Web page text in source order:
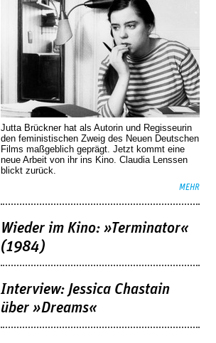
Jutta Brückner hat als Autorin und Regisseurin
den feministischen Zweig des Neuen Deutschen
Films maßgeblich geprägt. Jetzt kommt eine
neue Arbeit von ihr ins Kino. Claudia Lenssen
blickt zurück.
MEHR
Wieder im Kino: »Terminator«
(1984)
Interview: Jessica Chastain
über »Dreams«